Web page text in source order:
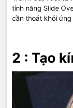
tính năng Slide
cần thoát khỏi
2 : Tạo